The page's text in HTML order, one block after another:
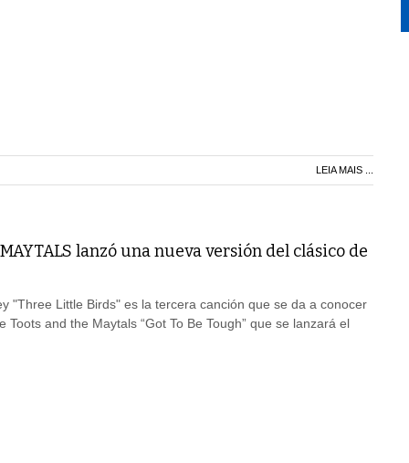
LEIA MAIS ...
lanzó una nueva versión del clásico de
"Three Little Birds" es la tercera canción que se da a conocer
Toots and the Maytals “Got To Be Tough” que se lanzará el